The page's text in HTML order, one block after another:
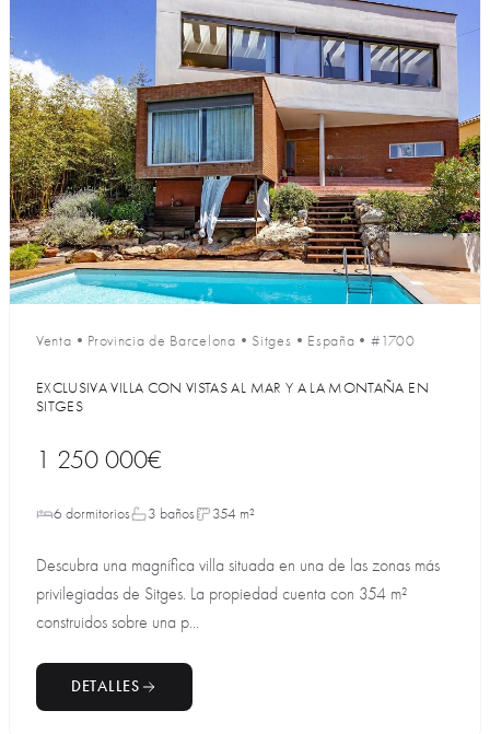
Venta • Provincia de Barcelona • Sitges • España •#1700
EXCLUSIVA VILLA CON VISTAS AL MAR Y A LA MONTAÑA EN
SITGES
1 250 000€
6 dormitorios 3 baños 354 m²
Descubra una magnífica villa situada en una de las zonas más
privilegiadas de Sitges. La propiedad cuenta con 354 m²
construidos sobre una p...
DETALLES